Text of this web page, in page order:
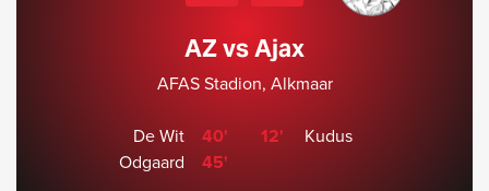
AZ vs Ajax
AFAS Stadion, Alkmaar
De Wit
40'
Odgaard
45'
12' Kudus